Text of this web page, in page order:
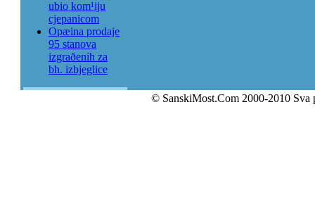
ubio kom¹iju
cjepanicom
Opæina prodaje
95 stanova
izgraðenih za
bh. izbjeglice
© SanskiMost.Com 2000-2010